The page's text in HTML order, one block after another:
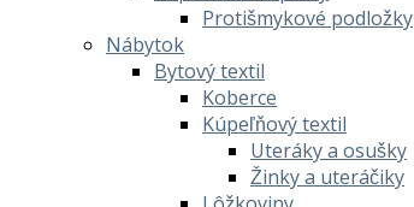
Protišmykové podložky
Nábytok
Bytový textil
Koberce
Kúpeľňový textil
Uteráky a osušky
Žinky a uteráčiky